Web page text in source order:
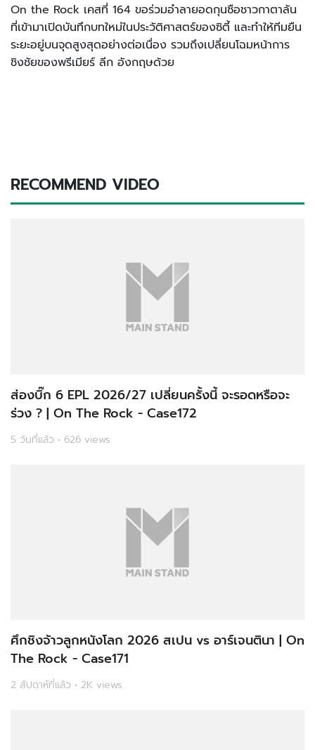
On the Rock เคสที่ 164 ขอร่วมอำลายอดกุนซือชาวกาตาลัน
ที่เข้ามาเปิดบันทึกบทใหม่ในประวัติศาสตร์ของซิตี้ และทำให้ทีมยืน
ระยะอยู่บนจุดสูงสุดอย่างต่อเนื่อง รวมถึงเปลี่ยนโฉมหน้าการ
ชิงชัยของพรีเมียร์ ลีก อังกฤษด้วย
RECOMMEND VIDEO
ส่องบิ๊ก 6 EPL 2026/27 เปลี่ยนครั้งนี้ จะรอดหรือจะ
ร่วง ? | On The Rock - Case172
5 วันที่แล้ว • 626 views
ศึกชิงจ้าวลูกหนังโลก 2026 สเปน vs อาร์เจนตินา | On
The Rock - Case171
2 สัปดาห์ที่แล้ว • 2K views